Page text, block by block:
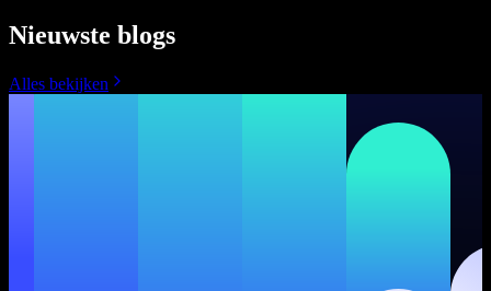
Nieuwste blogs
Alles bekijken